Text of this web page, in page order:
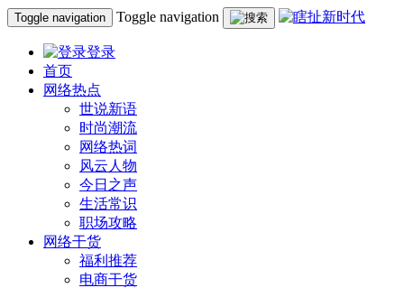
Toggle navigation Toggle navigation
登录
首页
网络热点
世说新语
时尚潮流
网络热词
风云人物
今日之声
生活常识
职场攻略
网络干货
福利推荐
电商干货